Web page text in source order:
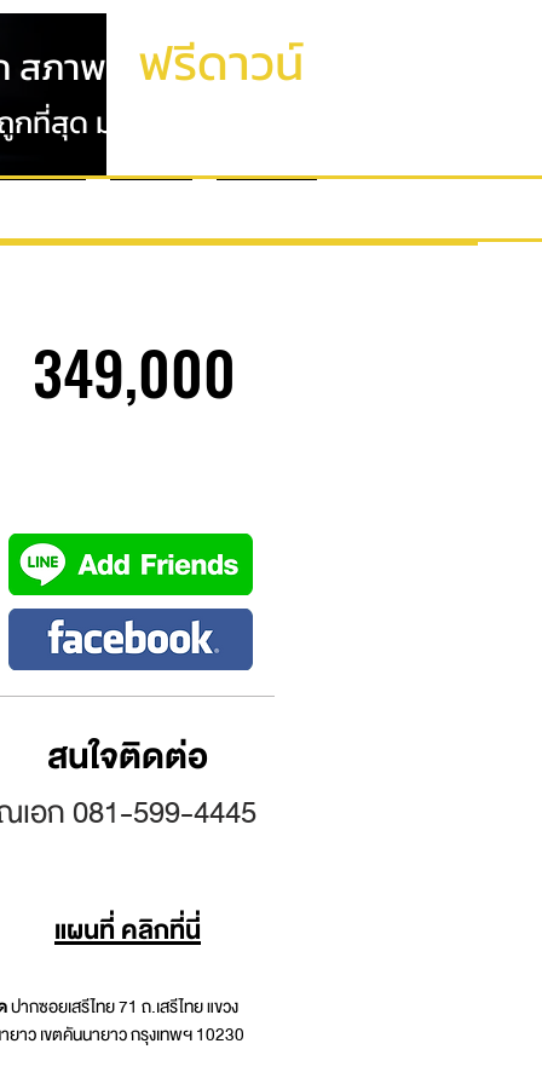
สภาพดี ฟรีดาวน์
ที่สุด มาครบ จบที่เดียว
349,000
ปากซอยเสรีไทย 71 ถ.เสรีไทย แขวง
ยาว เขตคันนายาว กรุงเทพฯ 10230
เอก 081-599-4445
แผนที่ คลิกที่นี่
สนใจติดต่อ